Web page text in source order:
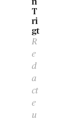
T
ri
gt
R
e
d
a
ct
e
u